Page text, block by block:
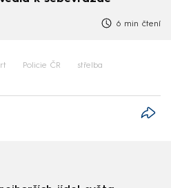
6 min čtení
Policie ČR střelba